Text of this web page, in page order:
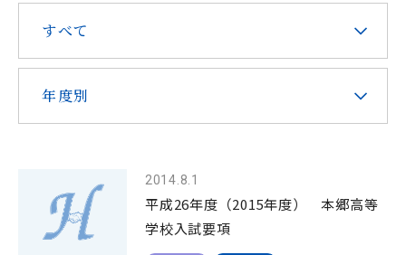
在校生・保護者の皆様へ
本校での勤務を希望される方へ
お問い合わせ
すべて
年度別
2014.8.1
平成26年度（2015年度） 本郷高等
学校入試要項